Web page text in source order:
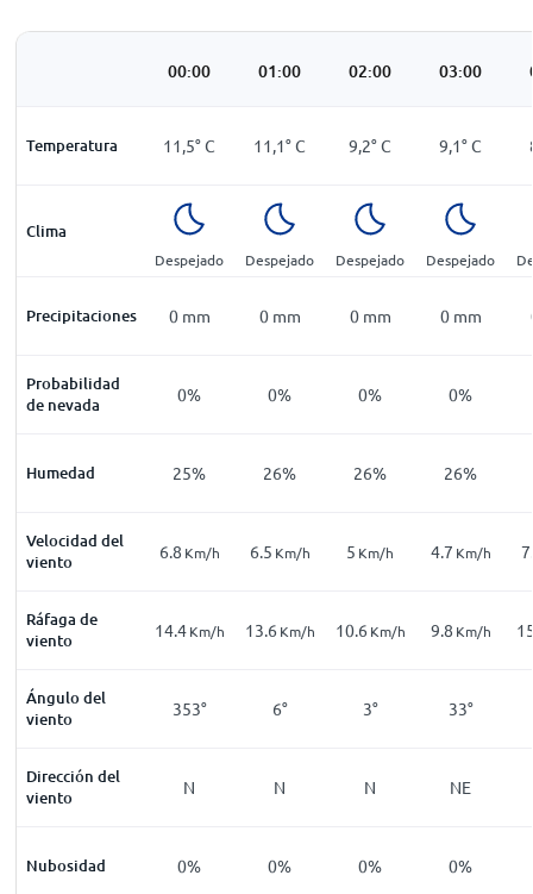
00:00 01:00 02:00 03:00
Temperatura 11,5°C 11,1°C 9,2°C 9,1°C
Clima
Despejado Despejado Despejado Despejado
Precipitaciones 0 mm 0 mm 0 mm 0 mm
Probabilidad
de nevada
0% 0% 0% 0%
Humedad 25% 26% 26% 26%
Velocidad del
viento
6.8 Km/h 6.5 Km/h 5 Km/h 4.7 Km/h
Ráfaga de
viento
14.4Km/h 13.6 Km/h 10.6 Km/h 9.8 Km/h
Ángulo del
viento
353° 6° 3° 33°
Dirección del
viento
N N N NE
Nubosidad 0% 0% 0% 0%